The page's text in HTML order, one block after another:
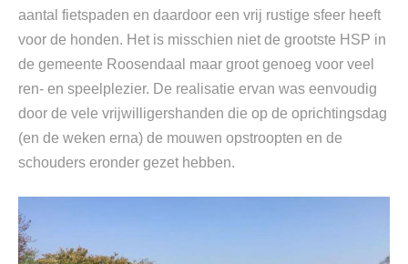
aantal fietspaden en daardoor een vrij rustige sfeer heeft
voor de honden. Het is misschien niet de grootste HSP in
de gemeente Roosendaal maar groot genoeg voor veel
ren- en speelplezier. De realisatie ervan was eenvoudig
door de vele vrijwilligershanden die op de oprichtingsdag
(en de weken erna) de mouwen opstroopten en de
schouders eronder gezet hebben.